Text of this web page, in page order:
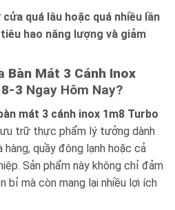
quá lâu hoặc quá nhiều lần
hao năng lượng và giảm
Bàn Mát 3 Cánh Inox
3 Ngay Hôm Nay?
mát 3 cánh inox 1m8 Turbo
trữ thực phẩm lý tưởng dành
hàng, quầy đông lạnh hoặc cả
Sản phẩm này không chỉ đảm
bỉ mà còn mang lại nhiều lợi ích